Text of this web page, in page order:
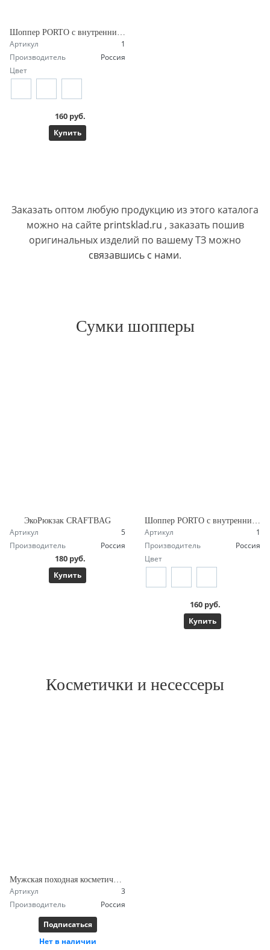
Артикул
1
Производитель
Россия
Цвет
160 руб.
Купить
Заказать оптом любую продукцию из этого каталога
можно на сайте printsklad.ru , заказать пошив
оригинальных изделий по вашему ТЗ можно
связавшись с нами.
Сумки шопперы
ЭкоРюкзак CRAFTBAG
Артикул
5
Производитель
Россия
180 руб.
Купить
Шоппер PORTO с внутренним карманом
Артикул
1
Производитель
Россия
Цвет
160 руб.
Купить
Косметички и несессеры
Артикул
3
Производитель
Россия
Подписаться
Нет в наличии